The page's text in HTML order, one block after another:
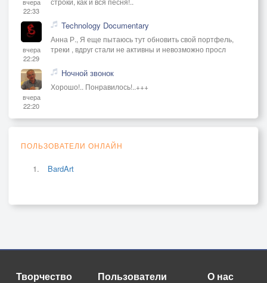
22:33
вчера
22:29
Technology Documentary
Анна Р., Я еще пытаюсь тут обновить свой портфель,
треки , вдруг стали не активны и невозможно просл
вчера
22:20
Ночной звонок
Хорошо!.. Понравилось!..+++
ПОЛЬЗОВАТЕЛИ ОНЛАЙН
BardArt
Творчество Пользователи О нас